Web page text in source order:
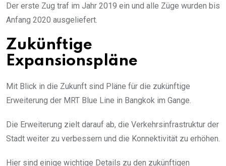
Der erste Zug traf im Jahr 2019 ein und alle Züge wurden bis
Anfang 2020 ausgeliefert.
Zukünftige
Expansionspläne
Mit Blick in die Zukunft sind Pläne für die zukünftige
Erweiterung der MRT Blue Line in Bangkok im Gange.
Die Erweiterung zielt darauf ab, die Verkehrsinfrastruktur der
Stadt weiter zu verbessern und die Konnektivität zu erhöhen.
Hier sind einige wichtige Details zu den zukünftigen